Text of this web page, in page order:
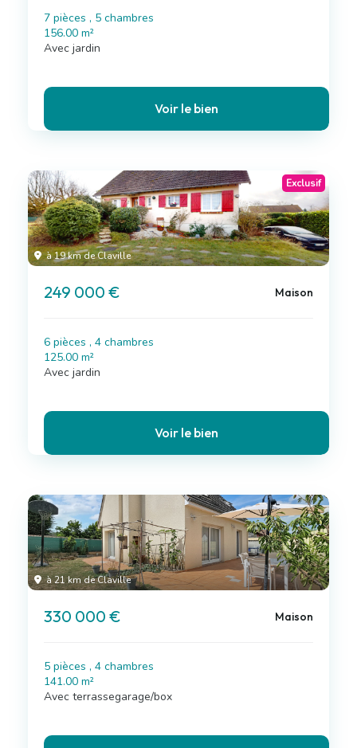
7 pièces , 5 chambres
156.00 m²
Avec jardin
Voir le bien
à 19 km de Claville
Exclusif
249 000 € Maison
6 pièces , 4 chambres
125.00 m²
Avec jardin
Voir le bien
à 21 km de Claville
330 000 € Maison
5 pièces , 4 chambres
141.00 m²
Avec terrassegarage/box